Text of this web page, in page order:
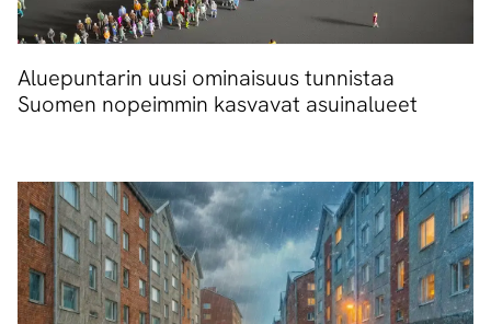
Aluepuntarin uusi ominaisuus tunnistaa
Suomen nopeimmin kasvavat asuinalueet